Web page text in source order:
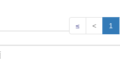
≤ < 1